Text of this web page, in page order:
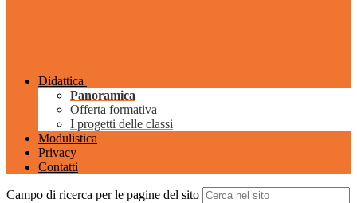
Didattica
Panoramica
Offerta formativa
I progetti delle classi
Modulistica
Privacy
Contatti
Campo di ricerca per le pagine del sito